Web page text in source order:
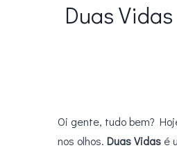
Duas
Oi gente, tudo bem?
nos olhos. Duas Vidas é